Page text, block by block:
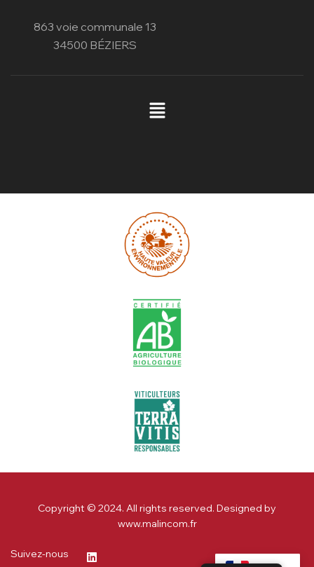
863 voie communale 13
34500 BÉZIERS
Copyright © 2024. All rights reserved. Designed by
www.malincom.fr
Suivez-nous